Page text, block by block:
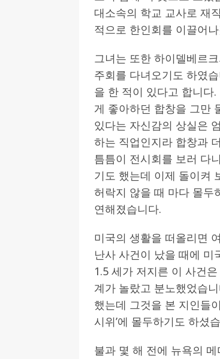
대소속의 학교 교사로 재
적으로 한인회를 이끌어
그녀는 또한 하이델베르
주회를 다녀오기도 하였
을 한 적이 있다고 합니다
게 좋아하던 합창을 그만
있다는 자신감의 상실은
하는 직업인지라 합창과
틈틈이 전시회를 보러 다
기도 했는데 이제 돌이켜
허락지 않을 때 마다 몰두
연해졌습니다.
미국의 생활을 떠올리면
난사 사건이 났을 때에 미
1.5 세가 저지른 이 사건
계가 놀랐고 분노했었습
했는데 그것을 본 지인들
시위’에 몰두하기도 하셨
불과 몇 해 전에 뉴욕의